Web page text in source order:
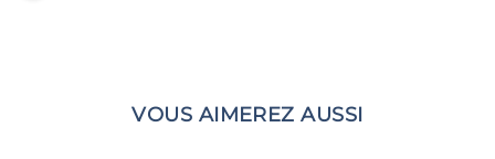
VOUS AIMEREZ AUSSI